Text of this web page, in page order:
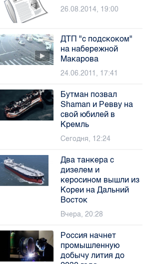
26.08.2014, 19:00
ДТП "с подскоком"
на набережной
Макарова
24.06.2011, 17:41
Бутман позвал
Shaman и Ревву на
свой юбилей в
Кремль
Сегодня, 12:24
Два танкера с
дизелем и
керосином вышли из
Кореи на Дальний
Восток
Вчера, 20:28
Россия начнет
промышленную
добычу лития до